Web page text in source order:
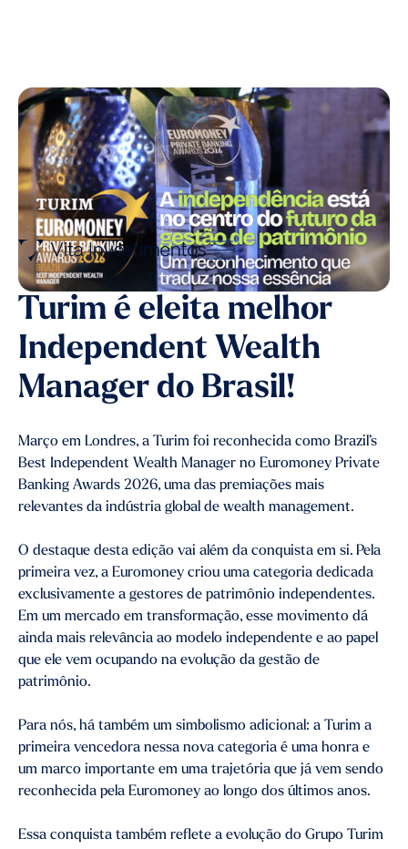
Turim é eleita melhor
Independent Wealth
Manager do Brasil!
Março em Londres, a Turim foi reconhecida como Brazil’s
Best Independent Wealth Manager no Euromoney Private
Banking Awards 2026, uma das premiações mais
relevantes da indústria global de wealth management.
O destaque desta edição vai além da conquista em si. Pela
primeira vez, a Euromoney criou uma categoria dedicada
exclusivamente a gestores de patrimônio independentes.
Em um mercado em transformação, esse movimento dá
ainda mais relevância ao modelo independente e ao papel
que ele vem ocupando na evolução da gestão de
patrimônio.
Para nós, há também um simbolismo adicional: a Turim a
primeira vencedora nessa nova categoria é uma honra e
um marco importante em uma trajetória que já vem sendo
reconhecida pela Euromoney ao longo dos últimos anos.
Essa conquista também reflete a evolução do Grupo Turim